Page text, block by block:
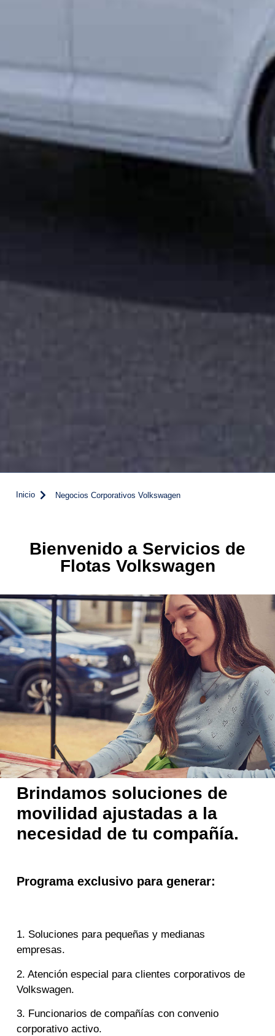
Inicio Negocios Corporativos Volkswagen
Bienvenido a Servicios de
Flotas Volkswagen
Brindamos soluciones de
movilidad ajustadas a la
necesidad de tu compañía.
Programa exclusivo para generar:
1. Soluciones para pequeñas y medianas
empresas.
2. Atención especial para clientes corporativos de
Volkswagen.
3. Funcionarios de compañías con convenio
corporativo activo.